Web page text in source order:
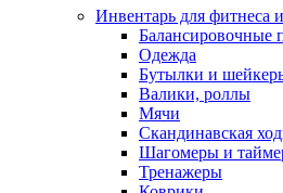
Инвентарь для фитнеса
Балансировочные
Одежда
Бутылки и
Валики, роллы
Мячи
Скандинавская
Шагомеры и
Тренажеры